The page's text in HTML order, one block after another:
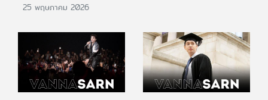
25 พฤษภาคม 2026